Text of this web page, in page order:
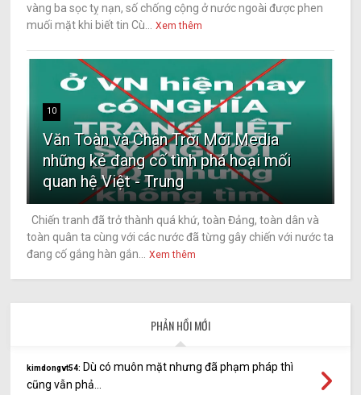
vàng ba sọc tỵ nạn, số chống cộng ở nước ngoài được phen
muối mặt khi biết tin Cù...
Xem thêm
10
Văn Toàn và Chân Trời Mới Media
những kẻ đang cố tình phá hoại mối
quan hệ Việt - Trung
Chiến tranh đã trở thành quá khứ, toàn Đảng, toàn dân và
toàn quân ta cùng với các nước đã từng gây chiến với nước ta
đang cố gắng hàn gắn...
Xem thêm
PHẢN HỒI MỚI
kimdongvt54: Dù có muôn mặt nhưng đã phạm pháp thì
cũng vẫn phả...